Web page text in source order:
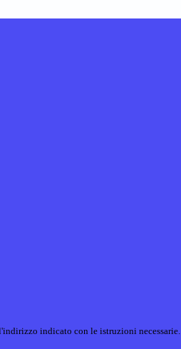
indicato con le istruzioni necessarie.